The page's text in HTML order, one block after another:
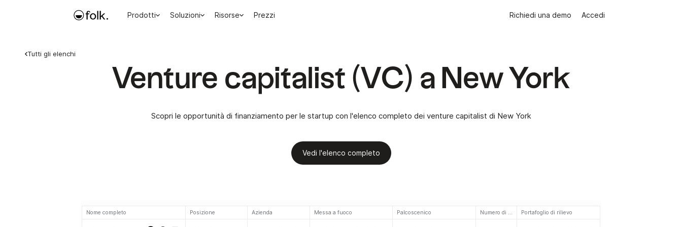
Prodotti Soluzioni Risorse Prezzi Richiedi una demo Accedi
Venture capitalist (VC) a New York
Scopri le opportunità di finanziamento per le startup con l'elenco completo dei venture capitalist di New York
Vedi l'elenco completo
Tutti gli elenchi
Nome completo Posizione Azienda Messa a fuoco Palcoscenico Numero di investimenti Portafoglio di rilievo